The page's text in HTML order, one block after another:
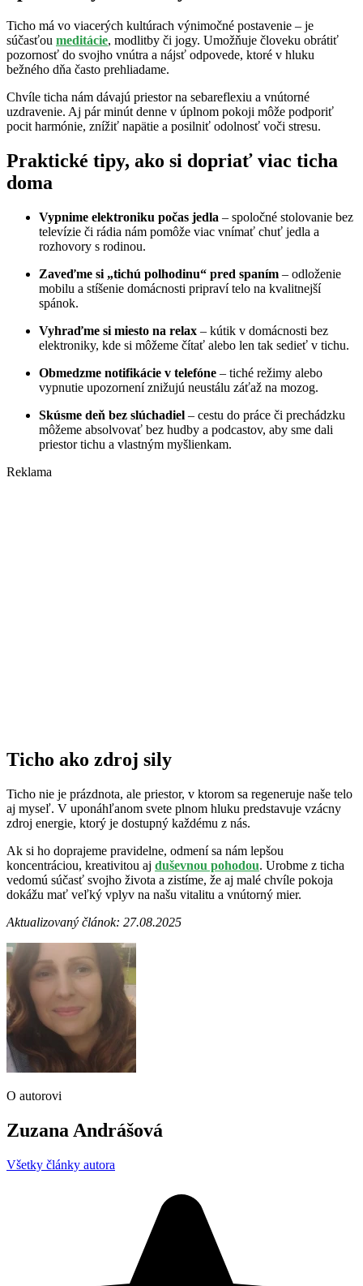
Ticho má vo viacerých kultúrach výnimočné postavenie – je
súčasťou meditácie, modlitby či jogy. Umožňuje človeku obrátiť
pozornosť do svojho vnútra a nájsť odpovede, ktoré v hluku
bežného dňa často prehliadame.
Chvíle ticha nám dávajú priestor na sebareflexiu a vnútorné
uzdravenie. Aj pár minút denne v úplnom pokoji môže podporiť
pocit harmónie, znížiť napätie a posilniť odolnosť voči stresu.
Praktické tipy, ako si dopriať viac ticha
doma
Vypnime elektroniku počas jedla – spoločné stolovanie bez
televízie či rádia nám pomôže viac vnímať chuť jedla a
rozhovory s rodinou.
Zaveďme si „tichú polhodinu“ pred spaním – odloženie
mobilu a stíšenie domácnosti pripraví telo na kvalitnejší
spánok.
Vyhraďme si miesto na relax – kútik v domácnosti bez
elektroniky, kde si môžeme čítať alebo len tak sedieť v tichu.
Obmedzme notifikácie v telefóne – tiché režimy alebo
vypnutie upozornení znižujú neustálu záťaž na mozog.
Skúsme deň bez slúchadiel – cestu do práce či prechádzku
môžeme absolvovať bez hudby a podcastov, aby sme dali
priestor tichu a vlastným myšlienkam.
Reklama
Ticho ako zdroj sily
Ticho nie je prázdnota, ale priestor, v ktorom sa regeneruje naše telo
aj myseľ. V uponáhľanom svete plnom hluku predstavuje vzácny
zdroj energie, ktorý je dostupný každému z nás.
Ak si ho doprajeme pravidelne, odmení sa nám lepšou
koncentráciou, kreativitou aj duševnou pohodou. Urobme z ticha
vedomú súčasť svojho života a zistíme, že aj malé chvíle pokoja
dokážu mať veľký vplyv na našu vitalitu a vnútorný mier.
Aktualizovaný článok: 27.08.2025
O autorovi
Zuzana Andrášová
Všetky články autora